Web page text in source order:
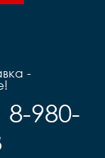
-
8-980-